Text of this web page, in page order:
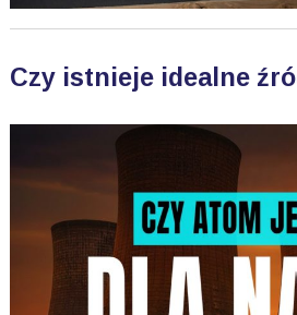
Czy istnieje idealne